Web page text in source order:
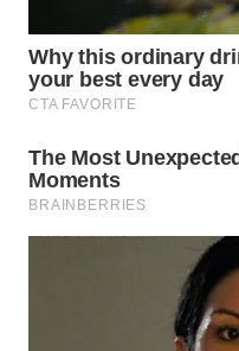
WN
BOROBUDUR
WN
MADURA